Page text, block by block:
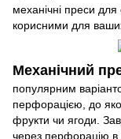
механічні преси для
корисними для
Механічний
популярним
перфорацією, до
фрукти чи ягоди.
через перфорацію в